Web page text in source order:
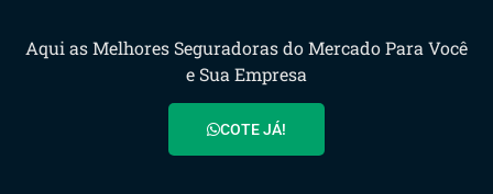
Aqui as Melhores Seguradoras do Mercado Para Você
e Sua Empresa
COTE JÁ!